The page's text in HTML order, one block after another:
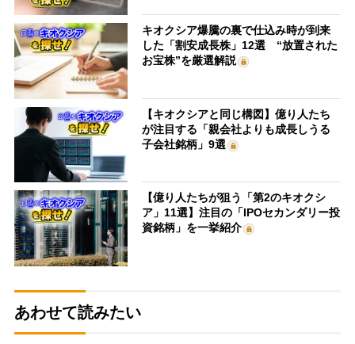
キオクシア爆騰の裏で仕込み時が到来
した「割安成長株」12選 “放置された
お宝株”を厳選解説
【キオクシアと同じ構図】億り人たち
が注目する「親会社よりも成長しうる
子会社銘柄」9選
【億り人たちが狙う「第2のキオクシ
ア」11選】注目の「IPOセカンダリー投
資銘柄」を一挙紹介
あわせて読みたい